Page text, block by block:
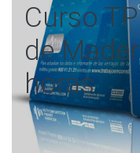
Curso
de
horas